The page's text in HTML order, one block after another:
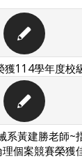
獲114學年度校
系黃建勝老師~
個案競賽榮獲